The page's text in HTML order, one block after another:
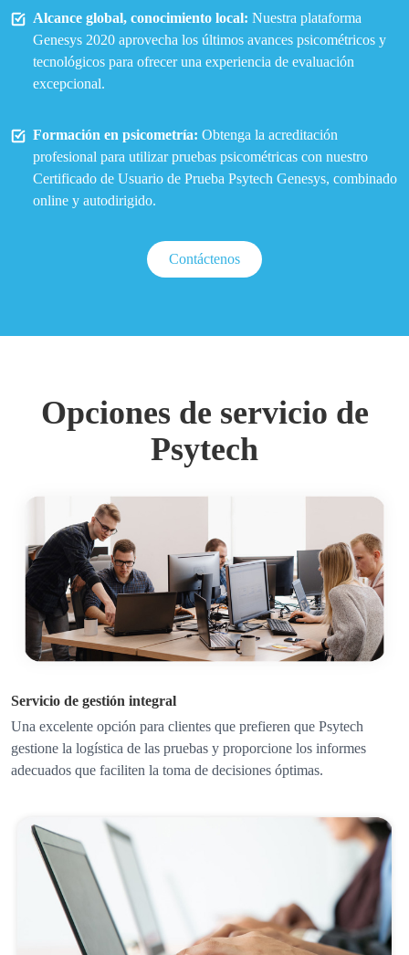
Alcance global, conocimiento local: Nuestra plataforma
Genesys 2020 aprovecha los últimos avances psicométricos y
tecnológicos para ofrecer una experiencia de evaluación
excepcional.
Formación en psicometría: Obtenga la acreditación
profesional para utilizar pruebas psicométricas con nuestro
Certificado de Usuario de Prueba Psytech Genesys, combinado
online y autodirigido.
Contáctenos
Opciones de servicio de
Psytech
Servicio de gestión integral
Una excelente opción para clientes que prefieren que Psytech
gestione la logística de las pruebas y proporcione los informes
adecuados que faciliten la toma de decisiones óptimas.